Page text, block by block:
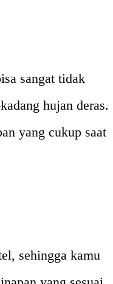
sangat tidak
hujan deras.
yang cukup saat
sehingga kamu